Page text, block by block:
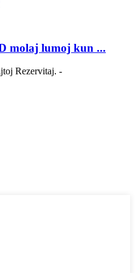
molaj lumoj kun ...
Rezervitaj. -